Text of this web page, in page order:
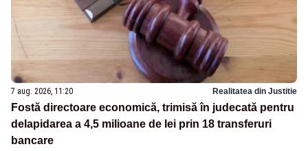
7 aug. 2026, 11:20 Realitatea din Justitie
Fostă directoare economică, trimisă în judecată pentru
delapidarea a 4,5 milioane de lei prin 18 transferuri
bancare